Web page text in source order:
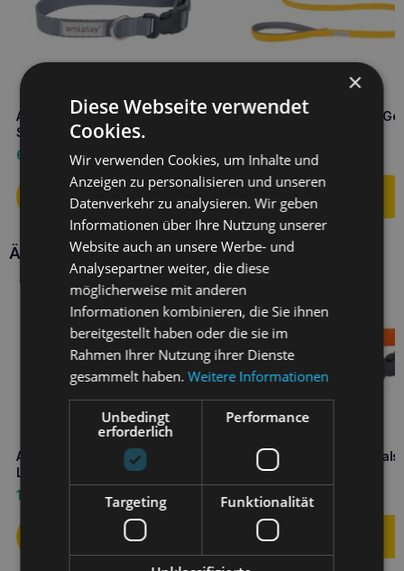
Amiplay Verstellbares Halsband
Samba M Grau
6,80
Amiplay Leine Samba M
8,60€
Ähnliche Produkte
Amiplay Easy Fix verstellbare
Leine Samba XL Gelb
12,10
Amiplay Verstellbares
Samba XL Orange
7,80
×
Diese Webseite verwendet
Cookies.
Wir verwenden Cookies, um Inhalte und
Anzeigen zu personalisieren und unseren
Datenverkehr zu analysieren. Wir geben
Informationen über Ihre Nutzung unserer
Website auch an unsere Werbe- und
Analysepartner weiter, die diese
möglicherweise mit anderen
Informationen kombinieren, die Sie ihnen
bereitgestellt haben oder die sie im
Rahmen Ihrer Nutzung ihrer Dienste
gesammelt haben.Weitere Informationen
Unbedingt
erforderlich
Performance
Targeting Funktionalität